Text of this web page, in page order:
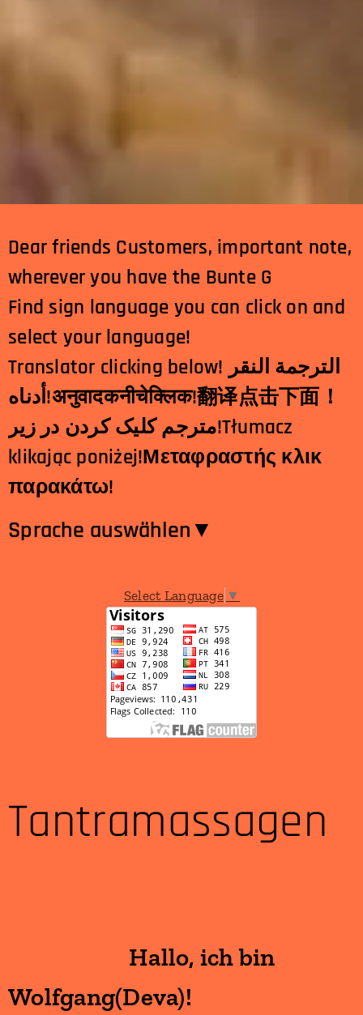
Dear friends Customers, important note,
wherever you have the Bunte G
Find sign language you can click on and
select your language!
Translator clicking below! الترجمة النقر
أدناه!अनुवादकनीचेक्लिक!翻译点击下面！
مترجم کلیک کردن در زیر!Tłumacz
klikając poniżej!Μεταφραστής κλικ
παρακάτω!
Sprache auswählen​▼
Select Language ▼
Tantramassagen
Hallo, ich bin
Wolfgang(Deva)!